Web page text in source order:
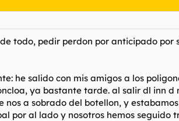
todo, pedir perdon por anticipado
he salido con mis amigos a los
ya bastante tarde. al salir dl inn
nos a sobrado del botellon, y
por al lado y nosotros hemos